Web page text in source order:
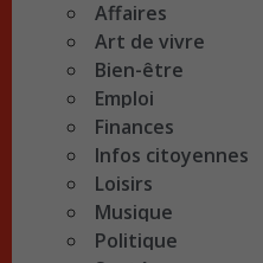
Affaires
Art de vivre
Bien-être
Emploi
Finances
Infos citoyennes
Loisirs
Musique
Politique